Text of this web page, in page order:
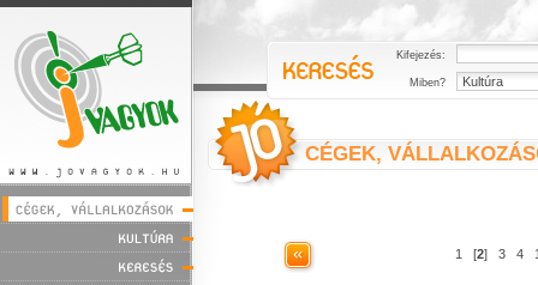
Kifejezés:
Miben?
CÉGEK,
1 [2]3 4